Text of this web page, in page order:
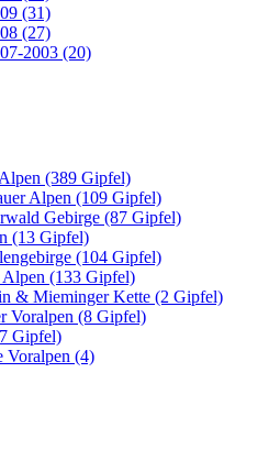
(31)
(27)
2003 (20)
(389 Gipfel)
Alpen (109 Gipfel)
Gebirge (87 Gipfel)
(13 Gipfel)
(104 Gipfel)
Alpen (133 Gipfel)
& Mieminger Kette (2 Gipfel)
Voralpen (8 Gipfel)
Gipfel)
Voralpen (4)